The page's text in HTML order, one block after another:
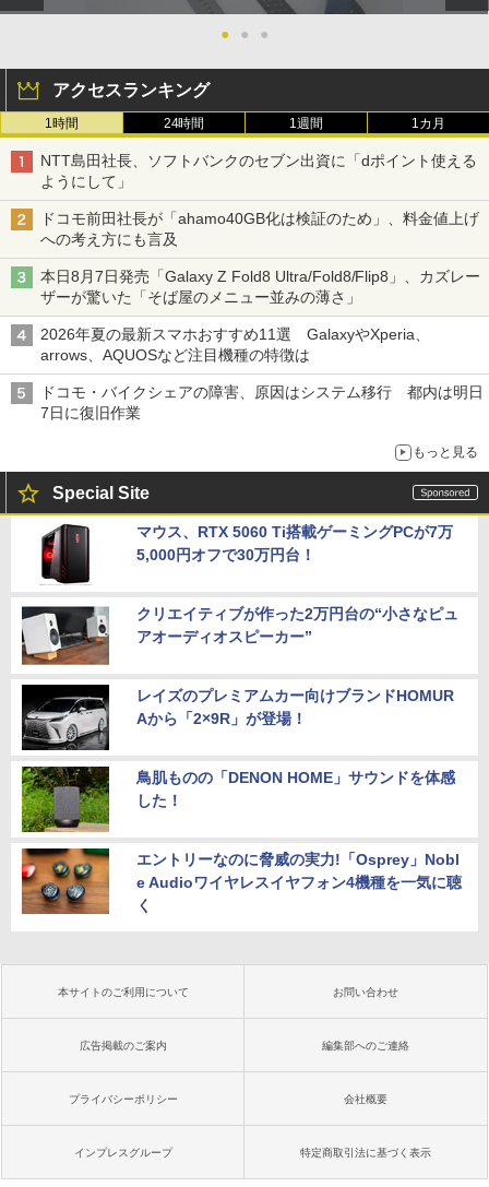
● ● ●
アクセスランキング
1時間 24時間 1週間 1カ月
NTT島田社長、ソフトバンクのセブン出資に「dポイント使える
ようにして」
ドコモ前田社長が「ahamo40GB化は検証のため」、料金値上げ
への考え方にも言及
本日8月7日発売「Galaxy Z Fold8 Ultra/Fold8/Flip8」、カズレー
ザーが驚いた「そば屋のメニュー並みの薄さ」
2026年夏の最新スマホおすすめ11選 GalaxyやXperia、
arrows、AQUOSなど注目機種の特徴は
ドコモ・バイクシェアの障害、原因はシステム移行 都内は明日
7日に復旧作業
もっと見る
Special Site
マウス、RTX 5060 Ti搭載ゲーミングPCが7万
5,000円オフで30万円台！
クリエイティブが作った2万円台の“小さなピュ
アオーディオスピーカー”
レイズのプレミアムカー向けブランドHOMUR
Aから「2×9R」が登場！
鳥肌ものの「DENON HOME」サウンドを体感
した！
エントリーなのに脅威の実力!「Osprey」Nobl
e Audioワイヤレスイヤフォン4機種を一気に聴
く
本サイトのご利用について お問い合わせ
広告掲載のご案内 編集部へのご連絡
プライバシーポリシー 会社概要
インプレスグループ 特定商取引法に基づく表示